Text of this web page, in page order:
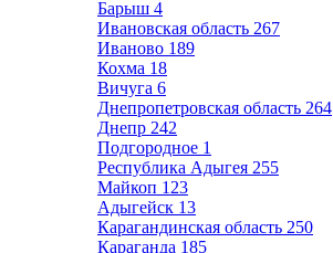
Барыш 4
Ивановская область 267
Иваново 189
Кохма 18
Вичуга 6
Днепропетровская область 264
Днепр 242
Подгородное 1
Республика Адыгея 255
Майкоп 123
Адыгейск 13
Карагандинская область 250
Караганда 185